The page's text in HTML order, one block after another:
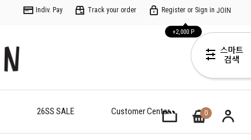
Indiv. Pay Track your order Register or Sign in JOIN
+2,000 P
26SS SALE Customer Center 0